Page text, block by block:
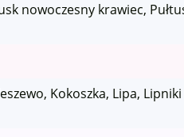
nowoczesny krawiec,
Kokoszka, Lipa,